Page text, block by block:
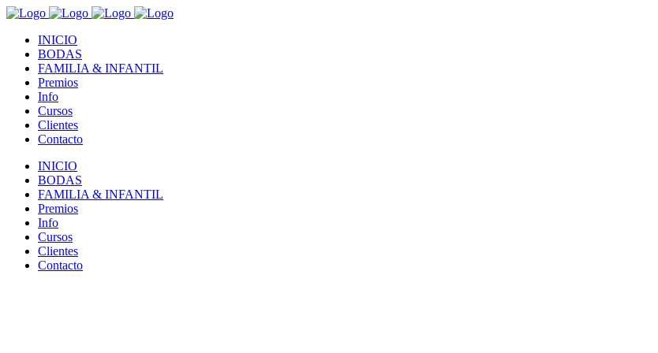
INICIO
BODAS
FAMILIA & INFANTIL
Premios
Info
Cursos
Clientes
Contacto
INICIO
BODAS
FAMILIA & INFANTIL
Premios
Info
Cursos
Clientes
Contacto